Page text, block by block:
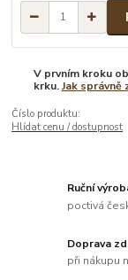
V prvním kroku
krku.Jak správně
Číslo produktu:
Hlídat cenu / dostupnost
Ruční
poctivá
Doprava
při nákupu